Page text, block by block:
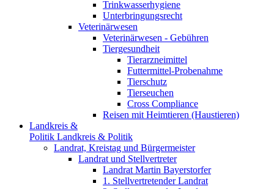
Trinkwasserhygiene
Unterbringungsrecht
Veterinärwesen
Veterinärwesen - Gebühren
Tiergesundheit
Tierarzneimittel
Futtermittel-Probenahme
Tierschutz
Tierseuchen
Cross Compliance
Reisen mit Heimtieren (Haustieren)
Landkreis &
Politik Landkreis & Politik
Landrat, Kreistag und Bürgermeister
Landrat und Stellvertreter
Landrat Martin Bayerstorfer
1. Stellvertretender Landrat